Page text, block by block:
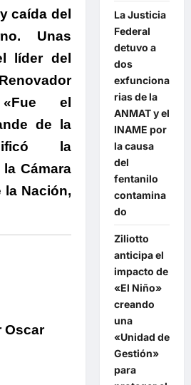
caída del
Unas
líder del
«Fue el
de la
la
Cámara
la Nación,
Oscar
La Justicia
Federal
detuvo a
dos
exfunciona
rias de la
ANMAT y el
INAME por
la causa
del
fentanilo
contamina
do
Ziliotto
anticipa el
impacto de
«El Niño»
creando
una
«Unidad de
Gestión»
para